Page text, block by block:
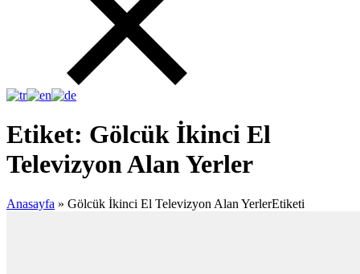
Etiket: Gölcük İkinci El
Televizyon Alan Yerler
Anasayfa » Gölcük İkinci El Televizyon Alan YerlerEtiketi